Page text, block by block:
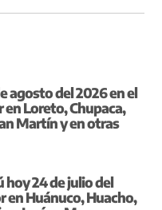
agosto del 2026 en el
en Loreto, Chupaca,
Martín y en otras
hoy 24 de julio del
en Huánuco, Huacho,